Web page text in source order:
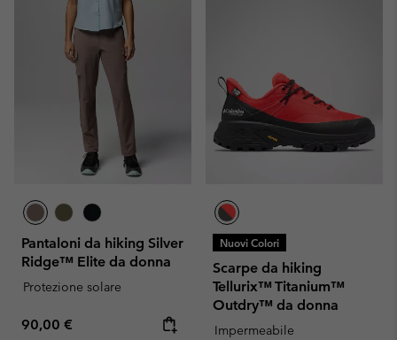
Pantaloni da hiking Silver
Ridge™ Elite da donna
Protezione solare
Regular price:
90,00 €
Nuovi Colori
Scarpe da hiking
Tellurix™ Titanium™
Outdry™ da donna
Impermeabile